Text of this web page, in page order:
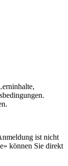
ist nicht
können Sie direkt